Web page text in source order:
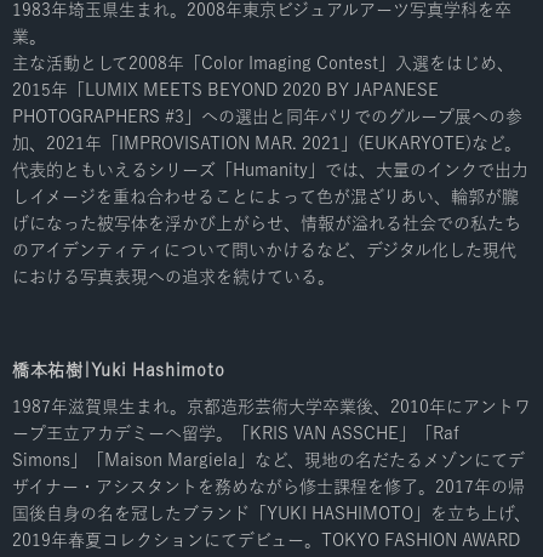
1983年埼玉県生まれ。2008年東京ビジュアルアーツ写真学科を卒
業。
主な活動として2008年「Color Imaging Contest」入選をはじめ、
2015年「LUMIX MEETS BEYOND 2020 BY JAPANESE
PHOTOGRAPHERS #3」への選出と同年パリでのグループ展への参
加、2021年「IMPROVISATION MAR. 2021」(EUKARYOTE)など。
代表的ともいえるシリーズ「Humanity」では、大量のインクで出力
しイメージを重ね合わせることによって色が混ざりあい、輪郭が朧
げになった被写体を浮かび上がらせ、情報が溢れる社会での私たち
のアイデンティティについて問いかけるなど、デジタル化した現代
における写真表現への追求を続けている。
橋本祐樹|Yuki Hashimoto
1987年滋賀県生まれ。京都造形芸術大学卒業後、2010年にアントワ
ープ王立アカデミーへ留学。「KRIS VAN ASSCHE」「Raf
Simons」「Maison Margiela」など、現地の名だたるメゾンにてデ
ザイナー・アシスタントを務めながら修士課程を修了。2017年の帰
国後自身の名を冠したブランド「YUKI HASHIMOTO」を立ち上げ、
2019年春夏コレクションにてデビュー。TOKYO FASHION AWARD